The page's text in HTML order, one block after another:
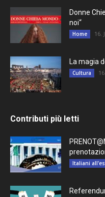
Donne
noi“
Home 16.
La magia
Cultura
Contributi più letti
Italiani